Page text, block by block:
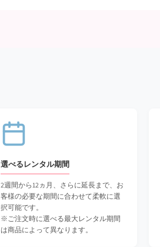
選べるレンタル期間
2週間から12ヵ月、さらに延長まで、お
客様の必要な期間に合わせて柔軟に選
択可能です。
※ご注文時に選べる最大レンタル期間
は商品によって異なります。